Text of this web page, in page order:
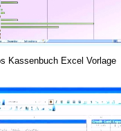
Kassenbuch Excel Vorlage